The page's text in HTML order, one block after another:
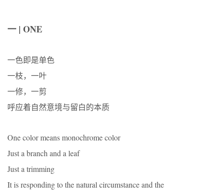
一 | ONE
一色即是单色
一枝，一叶
一修，一剪
呼应着自然意境与留白的本质
One color means monochrome color
Just a branch and a leaf
Just a trimming
It is responding to the natural circumstance and the